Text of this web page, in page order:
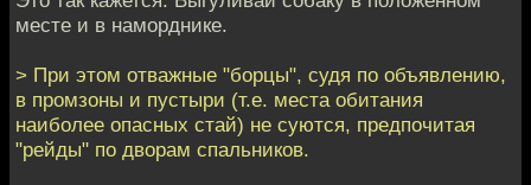
месте и в наморднике.
> При этом отважные "борцы", судя по объявлению,
в промзоны и пустыри (т.е. места обитания
наиболее опасных стай) не суются, предпочитая
"рейды" по дворам спальников.